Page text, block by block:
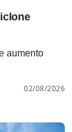
aumento
02/08/2026